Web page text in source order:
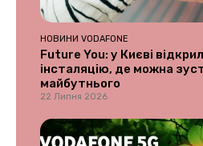
НОВИНИ VODAFONE
Future You: у Києві
інсталяцію, де можна
майбутнього
22 Липня 2026